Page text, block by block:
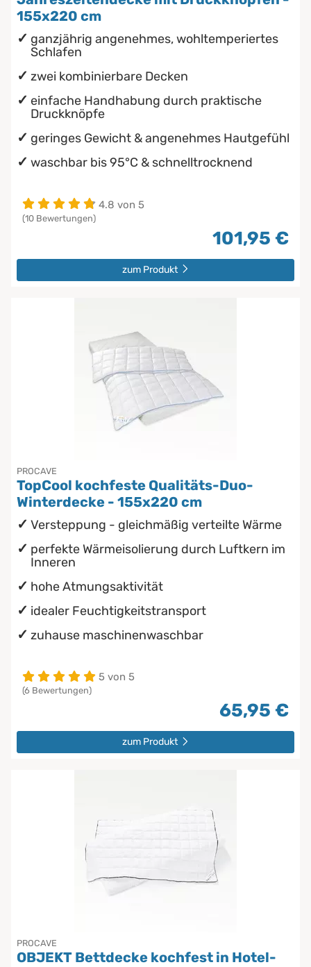
155x220 cm
ganzjährig angenehmes, wohltemperiertes
Schlafen
zwei kombinierbare Decken
einfache Handhabung durch praktische
Druckknöpfe
geringes Gewicht & angenehmes Hautgefühl
waschbar bis 95°C & schnelltrocknend
4.8 von 5
(10 Bewertungen)
101,95 €
zum Produkt
PROCAVE
TopCool kochfeste Qualitäts-Duo-
Winterdecke - 155x220 cm
Versteppung - gleichmäßig verteilte Wärme
perfekte Wärmeisolierung durch Luftkern im
Inneren
hohe Atmungsaktivität
idealer Feuchtigkeitstransport
zuhause maschinenwaschbar
5 von 5
(6 Bewertungen)
65,95 €
zum Produkt
PROCAVE
OBJEKT Bettdecke kochfest in Hotel-